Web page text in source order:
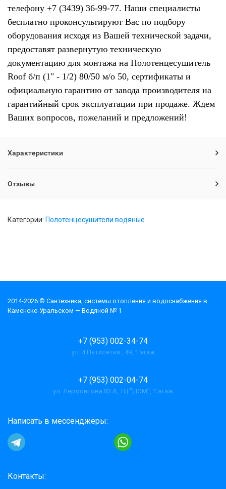
телефону +7 (3439) 36-99-77. Наши специалисты
бесплатно проконсультируют Вас по подбору
оборудования исходя из Вашей технической задачи,
предоставят развернутую техническую
документацию для монтажа на Полотенцесушитель
Roof б/п (1" - 1/2) 80/50 м/о 50, сертификаты и
официальную гарантию от завода производителя на
гарантийный срок эксплуатации при продаже. Ждем
Ваших вопросов, пожеланий и предложений!
Характеристики
Отзывы
Категории: Полотенцесушители водяные
2014-2026 © Cантехника, системы отопления и водоснабжения в
Каменске-Уральском — Водяной № 1
+7 (953) 002-34-74
ул. 4 Пятилетки , 49, 1 этаж
+7 (953) 002-04-74
ул. Лермонтова 83 А, ТЦ "ДОМ", 1 этаж
Написать в мессенджеры:
Контакты: